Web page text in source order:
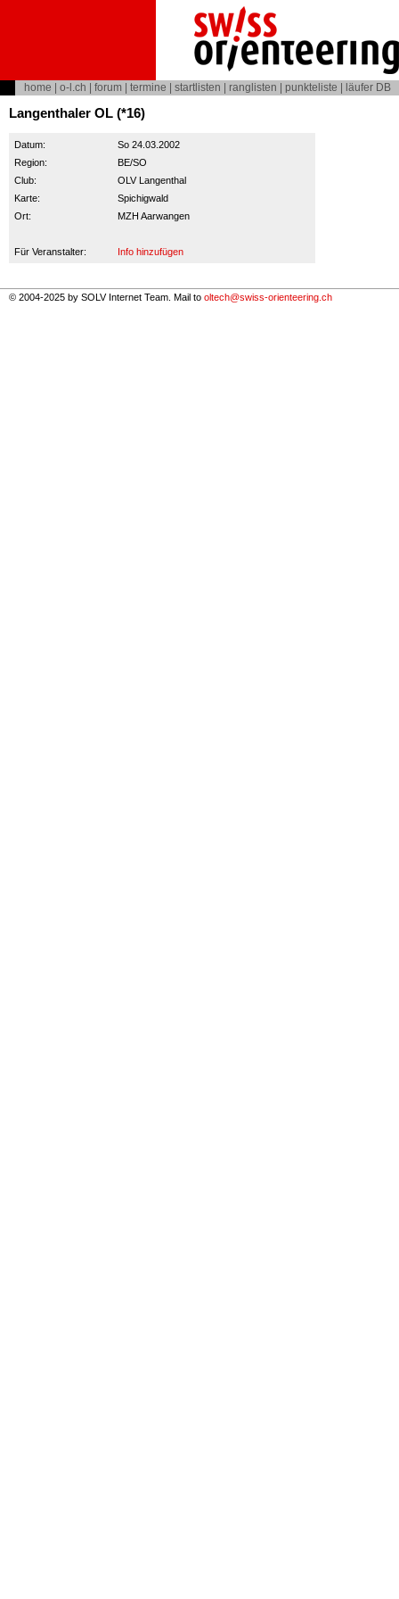
home o-l.ch forum termine startlisten ranglisten punkteliste läufer DB
Langenthaler OL (*16)
Datum:
So 24.03.2002
Region:
BE/SO
Club:
OLV Langenthal
Karte:
Spichigwald
Ort:
MZH Aarwangen
Für Veranstalter: Info hinzufügen
© 2004-2025 by SOLV Internet Team. Mail to oltech@swiss-orienteering.ch